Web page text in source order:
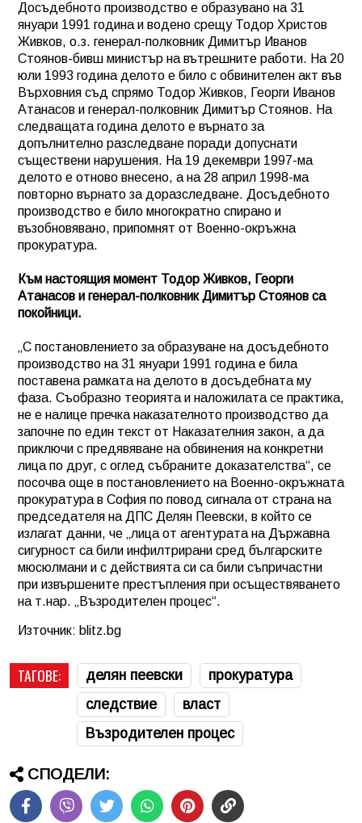
Досъдебното производство е образувано на 31
януари 1991 година и водено срещу Тодор Христов
Живков, о.з. генерал-полковник Димитър Иванов
Стоянов-бивш министър на вътрешните работи. На 20
юли 1993 година делото е било с обвинителен акт във
Върховния съд спрямо Тодор Живков, Георги Иванов
Атанасов и генерал-полковник Димитър Стоянов. На
следващата година делото е върнато за
допълнително разследване поради допуснати
съществени нарушения. На 19 декември 1997-ма
делото е отново внесено, а на 28 април 1998-ма
повторно върнато за доразследване. Досъдебното
производство е било многократно спирано и
възобновявано, припомнят от Военно-окръжна
прокуратура.
Към настоящия момент Тодор Живков, Георги
Атанасов и генерал-полковник Димитър Стоянов са
покойници.
„С постановлението за образуване на досъдебното
производство на 31 януари 1991 година е била
поставена рамката на делото в досъдебната му
фаза. Съобразно теорията и наложилата се практика,
не е налице пречка наказателното производство да
започне по един текст от Наказателния закон, а да
приключи с предявяване на обвинения на конкретни
лица по друг, с оглед събраните доказателства“, се
посочва още в постановлението на Военно-окръжната
прокуратура в София по повод сигнала от страна на
председателя на ДПС Делян Пеевски, в който се
излагат данни, че „лица от агентурата на Държавна
сигурност са били инфилтрирани сред българските
мюсюлмани и с действията си са били съпричастни
при извършените престъпления при осъществяването
на т.нар. „Възродителен процес“.
Източник: blitz.bg
ТАГОВЕ: делян пеевски
прокуратура
следствие
власт
Възродителен процес
СПОДЕЛИ: